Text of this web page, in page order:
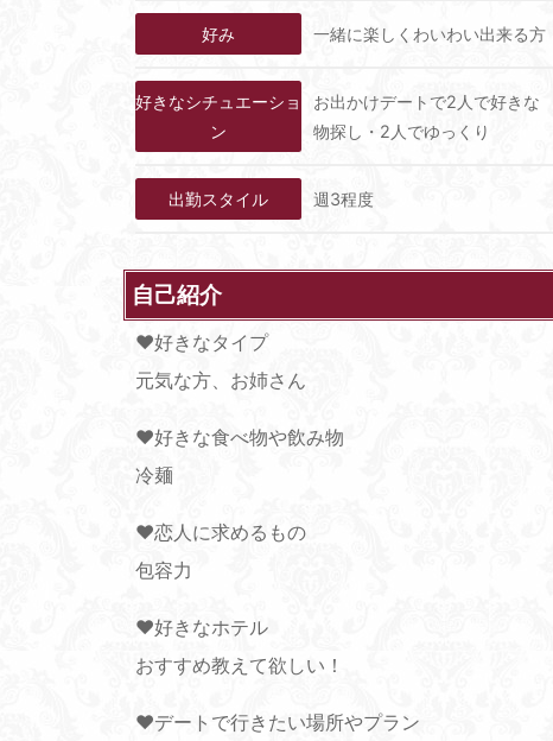
好み 一緒に楽しくわいわい出来る方
好きなシチュエーショ
ン
お出かけデートで2人で好きな
物探し・2人でゆっくり
出勤スタイル 週3程度
自己紹介
♥好きなタイプ
元気な方、お姉さん
♥好きな食べ物や飲み物
冷麺
♥恋人に求めるもの
包容力
♥好きなホテル
おすすめ教えて欲しい！
♥デートで行きたい場所やプラン